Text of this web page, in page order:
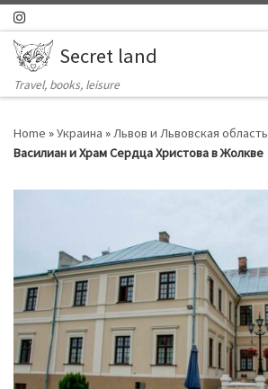
Skip to content
Secret land
Travel, books, leisure
Home »Украина »Львов и Львовская область
Василиан и Храм Сердца Христова в Жолкве